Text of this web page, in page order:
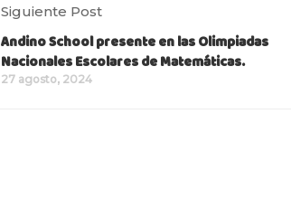
Siguiente Post
Andino School presente en las Olimpiadas
Nacionales Escolares de Matemáticas.
27 agosto, 2024